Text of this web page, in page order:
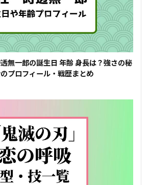
無一郎の誕生日 年齢 身長は？強さの秘
プロフィール・戦歴まとめ